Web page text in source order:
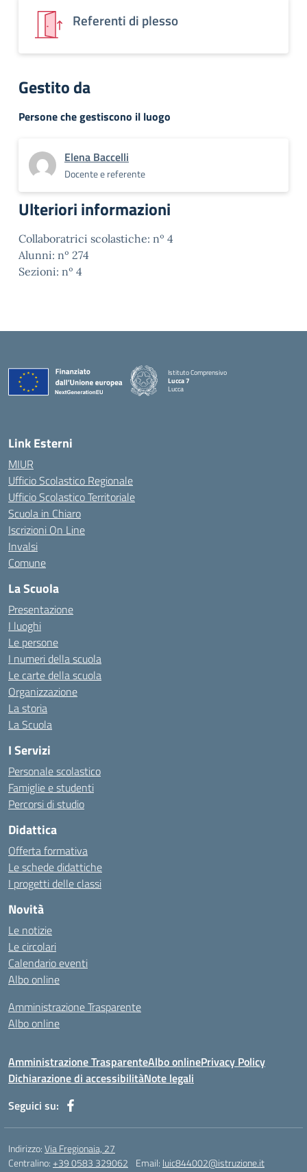
Referenti di plesso
Gestito da
Persone che gestiscono il luogo
Elena Baccelli
Docente e referente
Ulteriori informazioni
Collaboratrici scolastiche: nº 4
Alunni: nº 274
Sezioni: nº 4
Istituto Comprensivo
Lucca 7
Lucca
Link Esterni
MIUR
Ufficio Scolastico Regionale
Ufficio Scolastico Territoriale
Scuola in Chiaro
Iscrizioni On Line
Invalsi
Comune
La Scuola
Presentazione
I luoghi
Le persone
I numeri della scuola
Le carte della scuola
Organizzazione
La storia
La Scuola
I Servizi
Personale scolastico
Famiglie e studenti
Percorsi di studio
Didattica
Offerta formativa
Le schede didattiche
I progetti delle classi
Novità
Le notizie
Le circolari
Calendario eventi
Albo online
Amministrazione Trasparente
Albo online
Amministrazione TrasparenteAlbo onlinePrivacy Policy
Dichiarazione di accessibilitàNote legali
Seguici su:
Indirizzo:Via Fregionaia, 27
Centralino:+39 0583 329062 Email: luic844002@istruzione.it